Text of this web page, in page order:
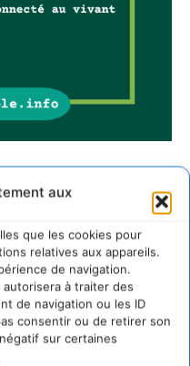
aux
que les cookies pour
relatives aux appareils.
de navigation.
à traiter des
de navigation ou les ID
consentir ou de retirer son
sur certaines
sa mémoire
(2020-2026)
espèces vivantes
de Zoepolis